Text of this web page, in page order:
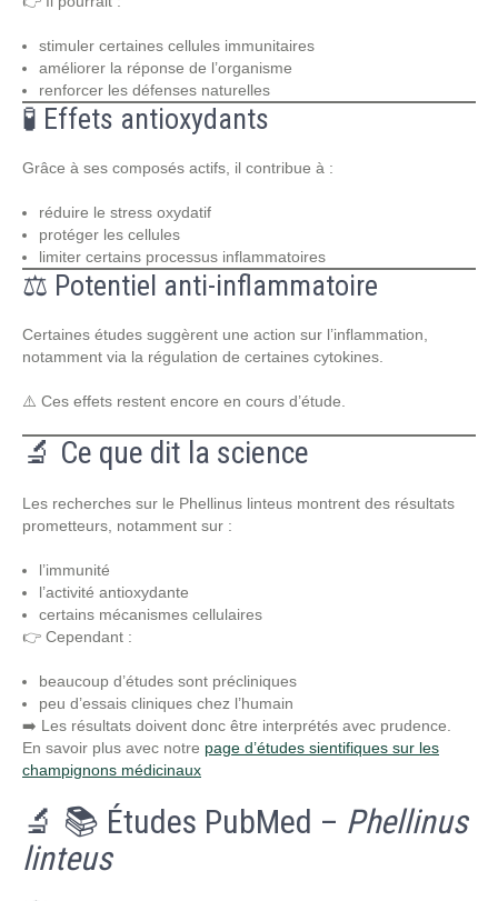
stimuler certaines cellules immunitaires
améliorer la réponse de l’organisme
renforcer les défenses naturelles
🧪 Effets antioxydants
Grâce à ses composés actifs, il contribue à :
réduire le stress oxydatif
protéger les cellules
limiter certains processus inflammatoires
⚖️ Potentiel anti-inflammatoire
Certaines études suggèrent une action sur l’inflammation,
notamment via la régulation de certaines cytokines.
⚠️ Ces effets restent encore en cours d’étude.
🔬 Ce que dit la science
Les recherches sur le Phellinus linteus montrent des résultats
prometteurs, notamment sur :
l’immunité
l’activité antioxydante
certains mécanismes cellulaires
👉 Cependant :
beaucoup d’études sont précliniques
peu d’essais cliniques chez l’humain
➡️ Les résultats doivent donc être interprétés avec prudence.
En savoir plus avec notre page d’études sientifiques sur les
champignons médicinaux
🔬 📚 Études PubMed – Phellinus
linteus